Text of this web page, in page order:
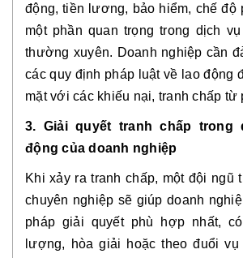
động, tiền lương, bảo hiểm, chế độ
một phần quan trọng trong dịch
thường xuyên. Doanh nghiệp cần
các quy định pháp luật về lao động
mặt với các khiếu nại, tranh chấp từ
3. Giải quyết tranh chấp trong
động của doanh nghiệp
Khi xảy ra tranh chấp, một đội ngũ
chuyên nghiệp sẽ giúp doanh
pháp giải quyết phù hợp nhất,
lượng, hòa giải hoặc theo đuổi